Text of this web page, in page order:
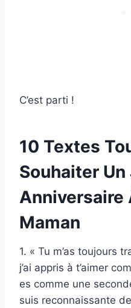
C’est parti !
10 Textes
Souhaiter Un
Anniversaire
Maman
1. « Tu m’as toujours
j’ai appris à t’aimer
es comme une
suis reconnaissante